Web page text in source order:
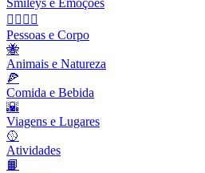
Smileys e Emoções
👩‍❤️‍💋‍👨
Pessoas e Corpo
🐝
Animais e Natureza
🍕
Comida e Bebida
🌇
Viagens e Lugares
🥎
Atividades
📙